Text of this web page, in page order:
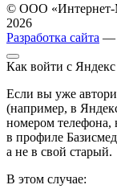
© ООО «Интернет-
2026
Разработка сайта —
Как войти с
Если вы уже
(например, в
номером
в профиле
а не в свой старый.
В этом случае: